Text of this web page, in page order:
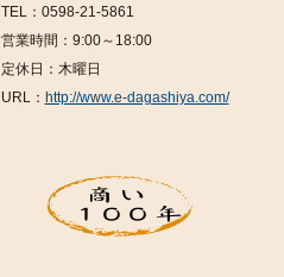
TEL：0598-21-5861
営業時間：9:00～18:00
定休日：木曜日
URL： http://www.e-dagashiya.com/